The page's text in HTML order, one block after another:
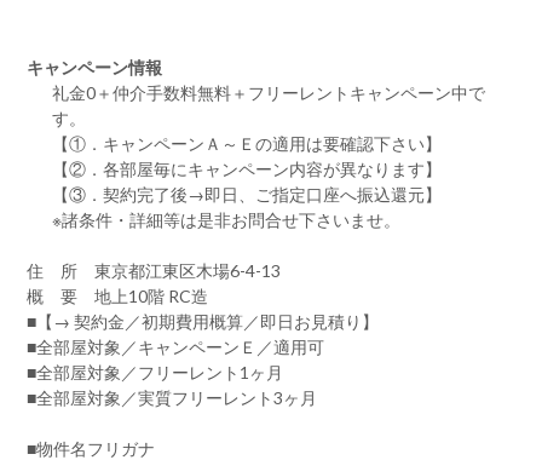
キャンペーン情報
礼金0＋仲介手数料無料＋ フリーレント キャンペーン中で
す。
【①．キャンペーンＡ～Ｅの適用は要確認下さい】
【②．各部屋毎にキャンペーン内容が異なります】
【③．契約完了後→即日、ご指定口座へ振込還元】
※諸条件・詳細等は是非お問合せ下さいませ。
住 所 東京都江東区木場6-4-13
概 要 地上10階 RC造
■【→ 契約金／初期費用概算／即日お見積り】
■全部屋対象／キャンペーンＥ／適用可
■全部屋対象／フリーレント1ヶ月
■全部屋対象／実質フリーレント3ヶ月
■物件名フリガナ